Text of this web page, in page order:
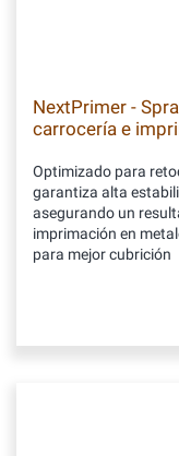
NextPrimer -
carrocería e
Optimizado para
garantiza alta
asegurando un
imprimación en
para mejor cubrición